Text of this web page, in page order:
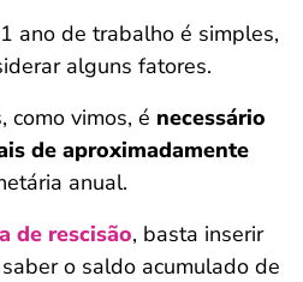
ano de trabalho é simples,
alguns fatores.
como vimos, é necessário
de aproximadamente
anual.
de rescisão, basta inserir
o saldo acumulado de